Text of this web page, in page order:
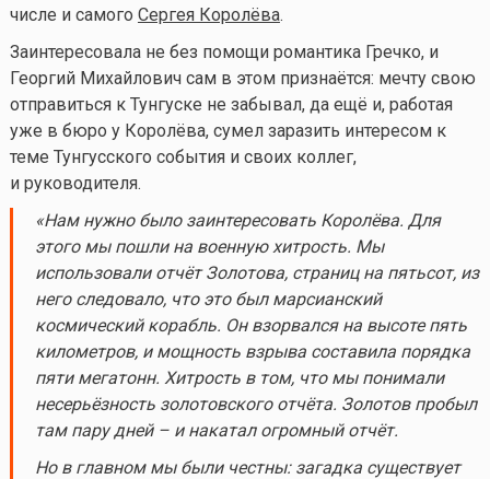
числе и самого Сергея Королёва.
Заинтересовала не без помощи романтика Гречко, и
Георгий Михайлович сам в этом признаётся: мечту свою
отправиться к Тунгуске не забывал, да ещё и, работая
уже в бюро у Королёва, сумел заразить интересом к
теме Тунгусского события и своих коллег,
и руководителя.
«Нам нужно было заинтересовать Королёва. Для
этого мы пошли на военную хитрость. Мы
использовали отчёт Золотова, страниц на пятьсот, из
него следовало, что это был марсианский
космический корабль. Он взорвался на высоте пять
километров, и мощность взрыва составила порядка
пяти мегатонн. Хитрость в том, что мы понимали
несерьёзность золотовского отчёта. Золотов пробыл
там пару дней – и накатал огромный отчёт.
Но в главном мы были честны: загадка существует